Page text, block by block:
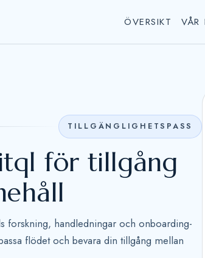
ÖVERSIKT VÅR
TILLGÄNGLIGHETSPASS
för tillgång
forskning, handledningar och onboarding-
flödet och bevara din tillgång mellan